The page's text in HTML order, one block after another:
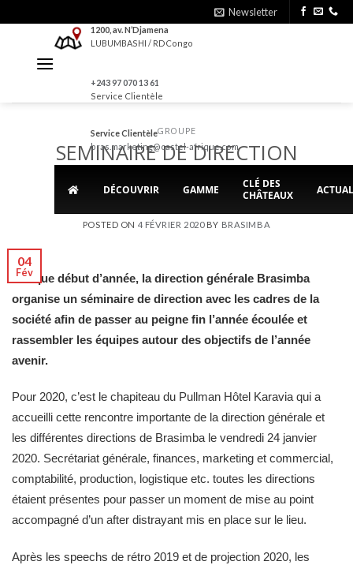
to
Newsletter
1200, av. N’Djamena
LUBUMBASHI / RDCongo
+243 97 070 13 61
Service Clientèle
Service Clientèle
bras.marketing@castel-afrique.com
DÉCOUVRIR GAMME
CLÉ DES
CHÂTEAUX
GROUPE
SEMINAIRE DE DIRECTION
BRASIMBA 2020
POSTED ON 4 FÉVRIER 2020 BY BRASIMBA
04
Fév
Chaque début d’année, la direction générale Brasimba
organise un séminaire de direction avec les cadres de la
société afin de passer au peigne fin l’année écoulée et
rassembler les équipes autour des objectifs de l’année
avenir.
Pour 2020, c’est le chapiteau du Pullman Hôtel Karavia qui a
accueilli cette rencontre importante de la direction générale et
les différentes directions de Brasimba le vendredi 24 janvier
2020. Secrétariat générale, finances, marketing et commercial,
comptabilité, production, logistique etc. toutes les directions
étaient présentes pour passer un moment de mise au point
accompagné d’un after distrayant mis en place sur le lieu.
Après les speechs de rétro 2019 et de projection 2020, les